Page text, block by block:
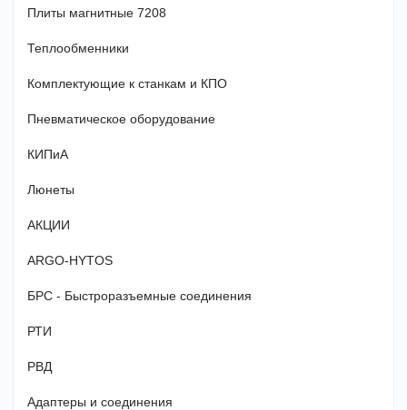
Плиты магнитные 7208
Теплообменники
Комплектующие к станкам и КПО
Пневматическое оборудование
КИПиА
Люнеты
АКЦИИ
ARGO-HYTOS
БРС - Быстроразъемные соединения
РТИ
РВД
Адаптеры и соединения